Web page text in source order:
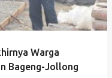
Warga
Bageng-Jollong